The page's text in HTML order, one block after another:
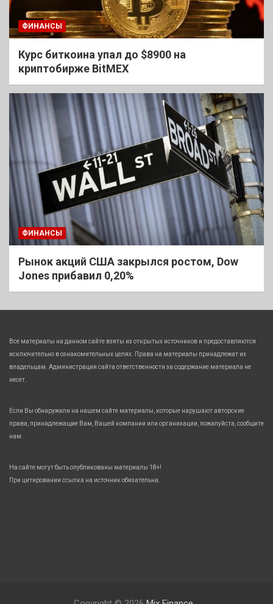
ФИНАНСЫ
Курс биткоина упал до $8900 на
криптобирже BitMEX
ФИНАНСЫ
Рынок акций США закрылся ростом, Dow
Jones прибавил 0,20%
Все материалы на данном сайте взяты из открытых источников и предоставляются
исключительно в ознакомительных целях. Права на материалы принадлежат их
владельцам. Администрация сайта ответственности за содержание материала не
несет.
Если Вы обнаружили на нашем сайте материалы, которые нарушают авторские
права, принадлежащие Вам, Вашей компании или организации, пожалуйста, сообщите
нам.
На сайте могут быть опубликованы материалы 18+!
При цитировании ссылка на источник обязательна.